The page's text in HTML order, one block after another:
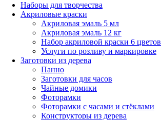
Наборы для творчества
Акриловые краски
Акриловая эмаль 5 мл
Акриловая эмаль 12 кг
Набор акриловой краски 6 цветов
Услуги по розливу и маркировке
Заготовки из дерева
Панно
Заготовки для часов
Чайные домики
Фоторамки
Фоторамки с часами и стёклами
Конструкторы из дерева